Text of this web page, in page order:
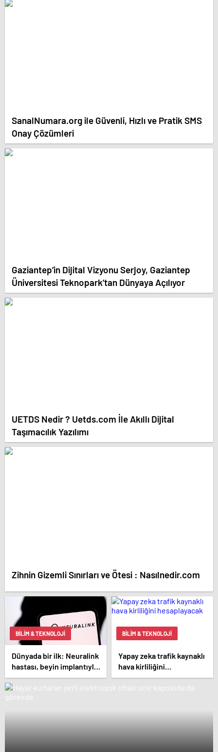
SanalNumara.org ile Güvenli, Hızlı ve Pratik SMS
Onay Çözümleri
Gaziantep’in Dijital Vizyonu Serjoy, Gaziantep
Üniversitesi Teknopark’tan Dünyaya Açılıyor
UETDS Nedir ? Uetds.com İle Akıllı Dijital
Taşımacılık Yazılımı
Zihnin Gizemli Sınırları ve Ötesi : Nasılnedir.com
BILIM & TEKNOLOJI
Dünyada bir ilk: Neuralink
hastası, beyin implantıyla
ilk kez YouTube videosu
hazırladı
BILIM & TEKNOLOJI
Yapay zeka trafik kaynaklı
hava kirliliğini
hesaplayacak